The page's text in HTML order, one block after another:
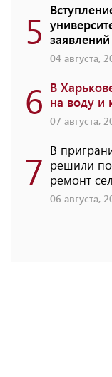
5
04 августа,
6 В
на воду и
07 августа,
7 В
решили
ремонт
06 августа,